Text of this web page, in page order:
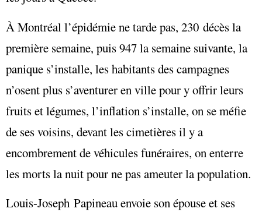
À Montréal l’épidémie ne tarde pas, 230 décès la
première semaine, puis 947 la semaine suivante, la
panique s’installe, les habitants des campagnes
n’osent plus s’aventurer en ville pour y offrir leurs
fruits et légumes, l’inflation s’installe, on se méfie
de ses voisins, devant les cimetières il y a
encombrement de véhicules funéraires, on enterre
les morts la nuit pour ne pas ameuter la population.
Louis-Joseph Papineau envoie son épouse et ses